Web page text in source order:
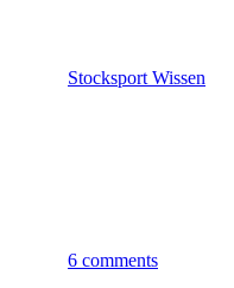
Stocksport Wissen
6 comments